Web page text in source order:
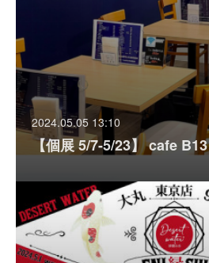
2024.05.05 13:10
【個展 5/7-5/23】 cafe B13